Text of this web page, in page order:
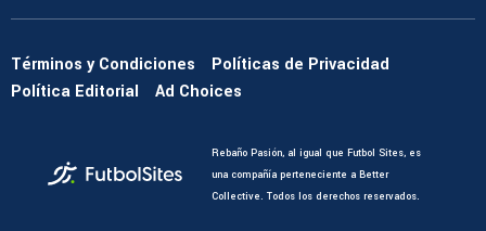
Términos y Condiciones
Políticas de Privacidad
Política Editorial
Ad Choices
Rebaño Pasión, al igual que Futbol Sites, es
una compañía perteneciente a Better
Collective. Todos los derechos reservados.